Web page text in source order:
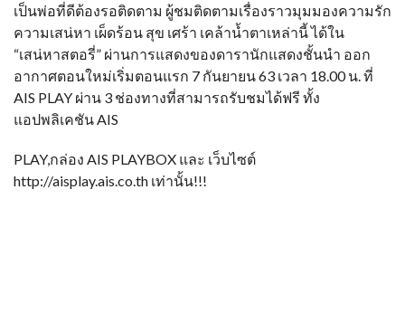
เป็นพ่อที่ดีต้องรอติดตาม ผู้ชมติดตามเรื่องราวมุมมองความรัก
ความเสน่หา เผ็ดร้อน สุข เศร้า เคล้าน้ำตาเหล่านี้ ได้ใน
“เสน่หาสตอรี่” ผ่านการแสดงของดารานักแสดงชั้นนำ ออก
อากาศตอนใหม่เริ่มตอนแรก 7 กันยายน 63 เวลา 18.00 น. ที่
AIS PLAY ผ่าน 3 ช่องทางที่สามารถรับชมได้ฟรี ทั้ง
แอปพลิเคชัน AIS
PLAY,กล่อง AIS PLAYBOX และ เว็บไซต์
http://aisplay.ais.co.th เท่านั้น!!!